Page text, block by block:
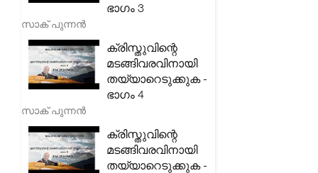
ഭാഗം 3
സാക് പുന്നൻ
ക്രിസ്തുവിന്റെ
മടങ്ങിവരവിനായി
തയ്യാറെടുക്കുക -
ഭാഗം 4
സാക് പുന്നൻ
ക്രിസ്തുവിന്റെ
മടങ്ങിവരവിനായി
തയ്യാറെടുക്കുക -